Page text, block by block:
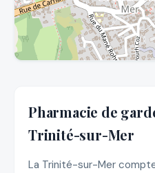
Pharmacie de
Trinité-sur-Mer
La Trinité-sur-Mer